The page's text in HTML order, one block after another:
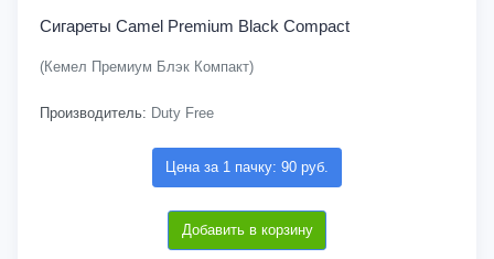
Сигареты Camel Premium Black Compact
(Кемел Премиум Блэк Компакт)
Производитель: Duty Free
Цена за 1 пачку: 90 руб.
Добавить в корзину